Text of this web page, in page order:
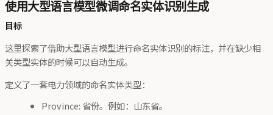
使用大型语言模型微调命名实体识别生成
目标
这里探索了借助大型语言模型进行命名实体识别的标注，并在缺少相
关类型实体的时候可以自动生成。
定义了一套电力领域的命名实体类型：
Province: 省份。例如：山东省。